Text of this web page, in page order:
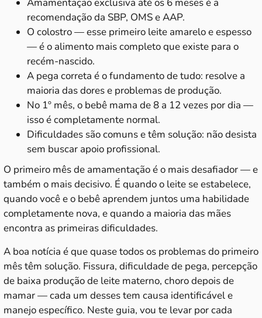
recomendação da SBP, OMS e AAP.
O colostro — esse primeiro leite amarelo e espesso
— é o alimento mais completo que existe para o
recém-nascido.
A pega correta é o fundamento de tudo: resolve a
maioria das dores e problemas de produção.
No 1º mês, o bebê mama de 8 a 12 vezes por dia —
isso é completamente normal.
Dificuldades são comuns e têm solução: não desista
sem buscar apoio profissional.
O primeiro mês de amamentação é o mais desafiador — e
também o mais decisivo. É quando o leite se estabelece,
quando você e o bebê aprendem juntos uma habilidade
completamente nova, e quando a maioria das mães
encontra as primeiras dificuldades.
A boa notícia é que quase todos os problemas do primeiro
mês têm solução. Fissura, dificuldade de pega, percepção
de baixa produção de leite materno, choro depois de
mamar — cada um desses tem causa identificável e
manejo específico. Neste guia, vou te levar por cada